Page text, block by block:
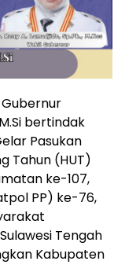
bertindak
Pasukan
Tahun (HUT)
ke-107,
PP) ke-76,
Tengah
Kabupaten